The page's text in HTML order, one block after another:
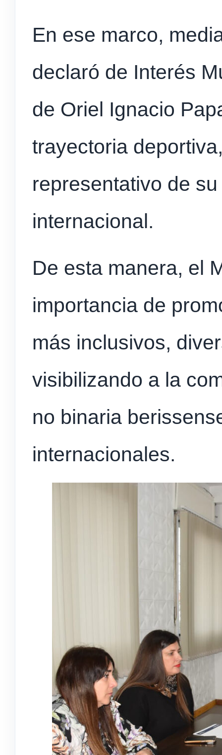
En ese marco,
declaró de Interés
de Oriel Ignacio
trayectoria
representativo de
internacional.
De esta manera, el
importancia de
más inclusivos,
visibilizando a la
no binaria
internacionales.